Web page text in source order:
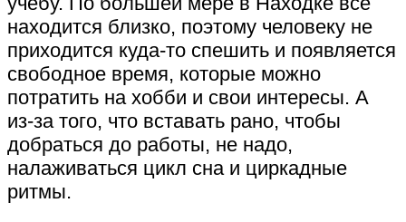
находится близко, поэтому человеку не
приходится куда-то спешить и появляется
свободное время, которые можно
потратить на хобби и свои интересы. А
из-за того, что вставать рано, чтобы
добраться до работы, не надо,
налаживаться цикл сна и циркадные
ритмы.